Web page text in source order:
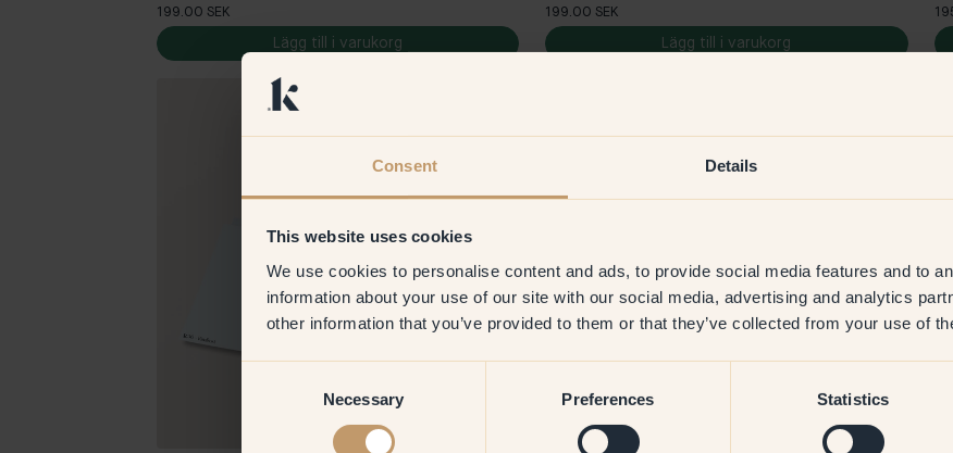
Consent Details
This website uses cookies
We use cookies to personalise content and ads, to provide social media features and to
information about your use of our site with our social media, advertising and analytics
other information that you’ve provided to them or that they’ve collected from your use of
Necessary Preferences Statistics
199.00 SEK
Lägg till i varukorg
199.00 SEK
Lägg till i varukorg